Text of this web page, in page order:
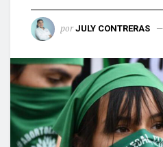
por JULY CONTRERAS